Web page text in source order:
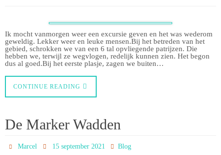
Ik mocht vanmorgen weer een excursie geven en het was wederom
geweldig. Lekker weer en leuke mensen.Bij het betreden van het
gebied, schrokken we van een 6 tal opvliegende patrijzen. Die
hebben we, terwijl ze wegvlogen, redelijk kunnen zien. Het begon
dus al goed.Bij het eerste plasje, zagen we buiten…
CONTINUE READING
De Marker Wadden
Marcel 15 september 2021
Blog